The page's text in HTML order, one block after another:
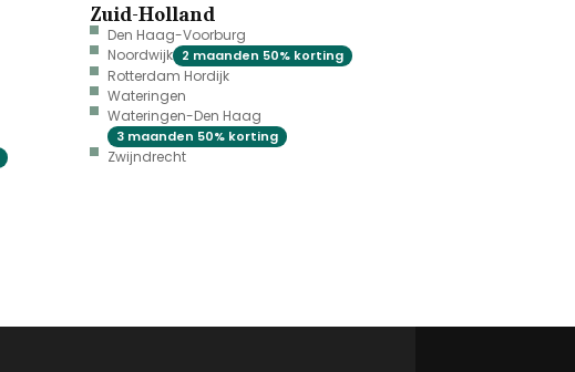
Zuid-Holland
Den Haag-Voorburg
Noordwijk 2 maanden 50% korting
Rotterdam Hordijk
Wateringen
Wateringen-Den Haag
3 maanden 50% korting
Zwijndrecht